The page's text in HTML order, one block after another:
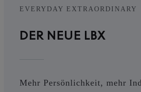
EVERYDAY EXTRAORDINARY
DER NEUE LBX
Mehr Persönlichkeit, mehr